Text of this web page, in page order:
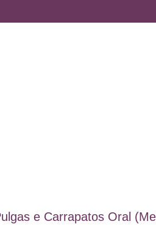
e Carrapatos Oral